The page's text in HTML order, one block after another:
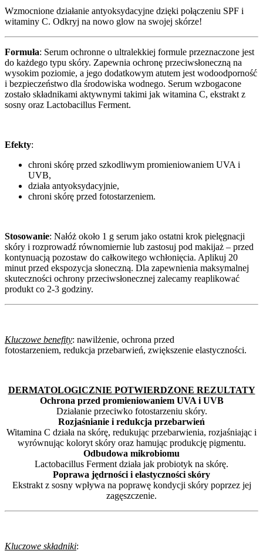
Wzmocnione działanie antyoksydacyjne dzięki połączeniu SPF i
witaminy C. Odkryj na nowo glow na swojej skórze!
Formuła: Serum ochronne o ultralekkiej formule przeznaczone jest
do każdego typu skóry. Zapewnia ochronę przeciwsłoneczną na
wysokim poziomie, a jego dodatkowym atutem jest wodoodporność
i bezpieczeństwo dla środowiska wodnego. Serum wzbogacone
zostało składnikami aktywnymi takimi jak witamina C, ekstrakt z
sosny oraz Lactobacillus Ferment.
Efekty:
chroni skórę przed szkodliwym promieniowaniem UVA i
UVB,
działa antyoksydacyjnie,
chroni skórę przed fotostarzeniem.
Stosowanie: Nałóż około 1 g serum jako ostatni krok pielęgnacji
skóry i rozprowadź równomiernie lub zastosuj pod makijaż – przed
kontynuacją pozostaw do całkowitego wchłonięcia. Aplikuj 20
minut przed ekspozycja słoneczną. Dla zapewnienia maksymalnej
skuteczności ochrony przeciwsłonecznej zalecamy reaplikować
produkt co 2-3 godziny.
Kluczowe benefity: nawilżenie, ochrona przed
fotostarzeniem, redukcja przebarwień, zwiększenie elastyczności.
DERMATOLOGICZNIE POTWIERDZONE REZULTATY
Ochrona przed promieniowaniem UVA i UVB
Działanie przeciwko fotostarzeniu skóry.
Rozjaśnianie i redukcja przebarwień
Witamina C działa na skórę, redukując przebarwienia, rozjaśniając i
wyrównując koloryt skóry oraz hamując produkcję pigmentu.
Odbudowa mikrobiomu
Lactobacillus Ferment działa jak probiotyk na skórę.
Poprawa jędrności i elastyczności skóry
Ekstrakt z sosny wpływa na poprawę kondycji skóry poprzez jej
zagęszczenie.
Kluczowe składniki: